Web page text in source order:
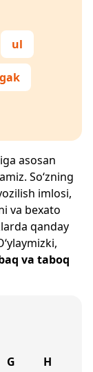
ul
asosan
So‘zning
imlosi,
va bexato
qanday
va taboq
G H